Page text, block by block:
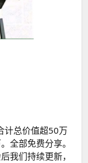
计总价值超50万
全部免费分享。
我们持续更新，